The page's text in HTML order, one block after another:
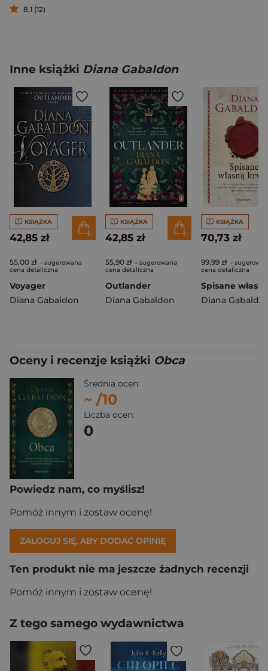
8,1 (12)
Inne książki Diana Gabaldon
KSIĄŻKA
42,85 zł
55,00 zł - sugerowana
cena detaliczna
Voyager
Diana Gabaldon
KSIĄŻKA
42,85 zł
55,90 zł - sugerowana
cena detaliczna
Outlander
Diana Gabaldon
KSIĄŻKA
70,73 zł
99,99 zł -
cena detaliczna
Diana
Oceny i recenzje książki Obca
Średnia ocen:
~ /10
Liczba ocen:
0
Powiedz nam, co myślisz!
Pomóż innym i zostaw ocenę!
ZALOGUJ SIĘ, ABY DODAĆ OPINIĘ
Ten produkt nie ma jeszcze żadnych recenzji
Pomóż innym i zostaw ocenę!
Z tego samego wydawnictwa